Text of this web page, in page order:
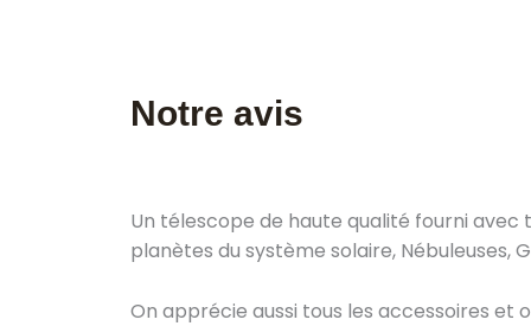
Notre avis
Un télescope de haute qualité fourni
planètes du système solaire, Nébuleuses,
On apprécie aussi tous les accessoires et